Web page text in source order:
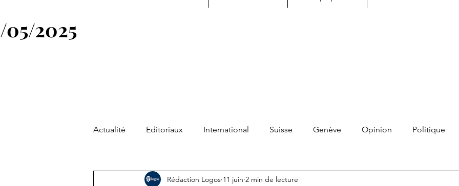
05/2025
Actualité Editoriaux International Suisse Genève Opinion Politique
Société Philosophie & Spiritualité Développement personnel Transmission
Rédaction Logos 11 juin 2 min de lecture